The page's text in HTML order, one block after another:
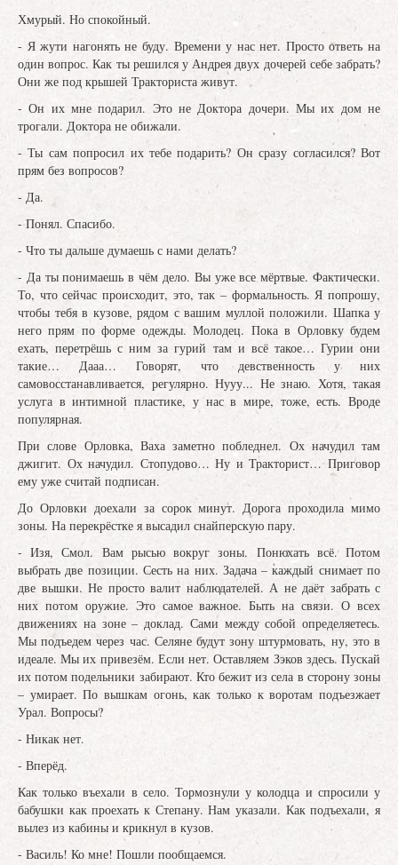
Хмурый. Но спокойный.
- Я жути нагонять не буду. Времени у нас нет. Просто ответь на
один вопрос. Как ты решился у Андрея двух дочерей себе забрать?
Они же под крышей Тракториста живут.
- Он их мне подарил. Это не Доктора дочери. Мы их дом не
трогали. Доктора не обижали.
- Ты сам попросил их тебе подарить? Он сразу согласился? Вот
прям без вопросов?
- Да.
- Понял. Спасибо.
- Что ты дальше думаешь с нами делать?
- Да ты понимаешь в чём дело. Вы уже все мёртвые. Фактически.
То, что сейчас происходит, это, так – формальность. Я попрошу,
чтобы тебя в кузове, рядом с вашим муллой положили. Шапка у
него прям по форме одежды. Молодец. Пока в Орловку будем
ехать, перетрёшь с ним за гурий там и всё такое… Гурии они
такие… Дааа… Говорят, что девственность у них
самовосстанавливается, регулярно. Нууу... Не знаю. Хотя, такая
услуга в интимной пластике, у нас в мире, тоже, есть. Вроде
популярная.
При слове Орловка, Ваха заметно побледнел. Ох начудил там
джигит. Ох начудил. Стопудово… Ну и Тракторист… Приговор
ему уже считай подписан.
До Орловки доехали за сорок минут. Дорога проходила мимо
зоны. На перекрёстке я высадил снайперскую пару.
- Изя, Смол. Вам рысью вокруг зоны. Понюхать всё. Потом
выбрать две позиции. Сесть на них. Задача – каждый снимает по
две вышки. Не просто валит наблюдателей. А не даёт забрать с
них потом оружие. Это самое важное. Быть на связи. О всех
движениях на зоне – доклад. Сами между собой определяетесь.
Мы подъедем через час. Селяне будут зону штурмовать, ну, это в
идеале. Мы их привезём. Если нет. Оставляем Зэков здесь. Пускай
их потом подельники забирают. Кто бежит из села в сторону зоны
– умирает. По вышкам огонь, как только к воротам подъезжает
Урал. Вопросы?
- Никак нет.
- Вперёд.
Как только въехали в село. Тормознули у колодца и спросили у
бабушки как проехать к Степану. Нам указали. Как подъехали, я
вылез из кабины и крикнул в кузов.
- Василь! Ко мне! Пошли пообщаемся.